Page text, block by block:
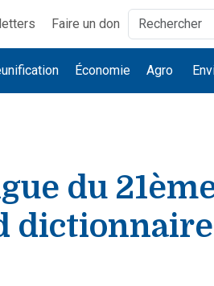
Faire un don
Économie Agro
du
dictionnaire